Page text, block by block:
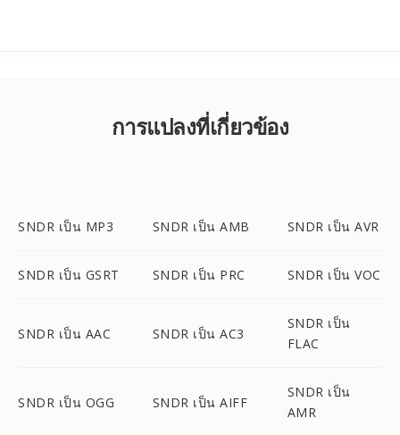
การแปลงที่เกี่ยวข้อง
SNDR เป็น MP3 SNDR เป็น AMB SNDR เป็น AVR
SNDR เป็น GSRT SNDR เป็น PRC SNDR เป็น VOC
SNDR เป็น AAC SNDR เป็น AC3
SNDR เป็น
FLAC
SNDR เป็น OGG SNDR เป็น AIFF
SNDR เป็น
AMR